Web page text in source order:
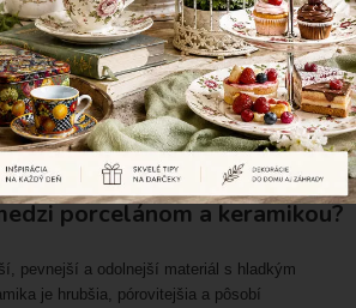
porcelánom a keramikou?
pevnejší a odolnejší materiál s hladkým
je hrubšia, pórovitejšia a pôsobí